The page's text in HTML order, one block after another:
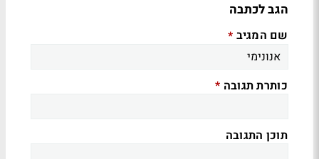
הגב לכתבה
שם המגיב *
כותרת תגובה *
תוכן התגובה